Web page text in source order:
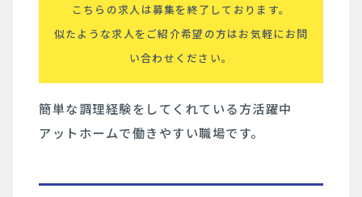
こちらの求人は募集を終了しております。
似たような求人をご紹介希望の方はお気軽にお問
い合わせください。
簡単な調理経験をしてくれている方活躍中
アットホームで働きやすい職場です。